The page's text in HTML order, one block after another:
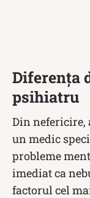
Diferența
psihiatru
Din nefericire,
un medic
probleme
imediat ca
factorul cel